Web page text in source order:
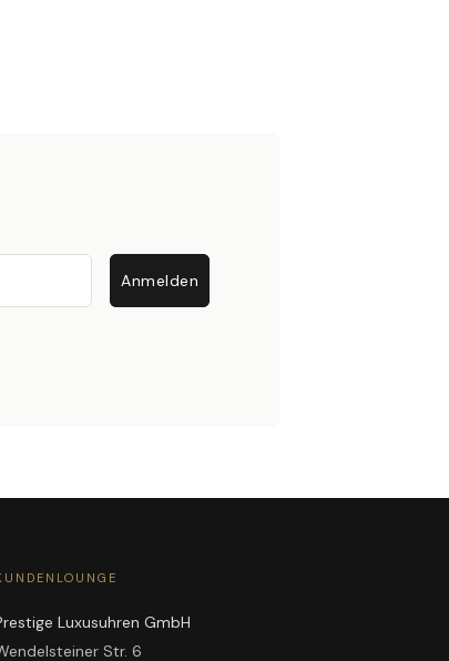
Anmelden
Luxusuhren GmbH
Str. 6